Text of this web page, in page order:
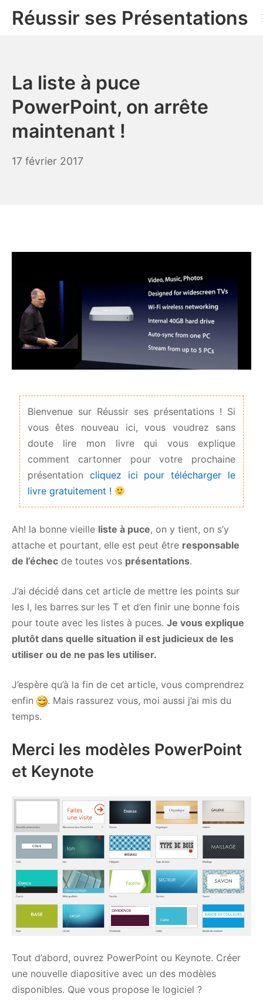
Réussir ses Présentations
La liste à puce
PowerPoint, on arrête
maintenant !
17 février 2017
Bienvenue sur Réussir ses présentations ! Si
vous êtes nouveau ici, vous voudrez sans
doute lire mon livre qui vous explique
comment cartonner pour votre prochaine
présentation cliquez ici pour télécharger le
livre gratuitement !
Ah! la bonne vieille liste à puce, on y tient, on s’y
attache et pourtant, elle est peut être responsable
de l’échec de toutes vos présentations.
J’ai décidé dans cet article de mettre les points sur
les I, les barres sur les T et d’en finir une bonne fois
pour toute avec les listes à puces. Je vous explique
plutôt dans quelle situation il est judicieux de les
utiliser ou de ne pas les utiliser.
J’espère qu’à la fin de cet article, vous comprendrez
enfin
. Mais rassurez vous, moi aussi j’ai mis du
temps.
Merci les modèles PowerPoint
et Keynote
Tout d’abord, ouvrez PowerPoint ou Keynote. Créer
une nouvelle diapositive avec un des modèles
disponibles. Que vous propose le logiciel ?